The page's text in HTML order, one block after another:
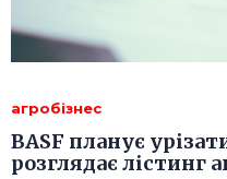
агробізнес
BASF планує
розглядає лістинг